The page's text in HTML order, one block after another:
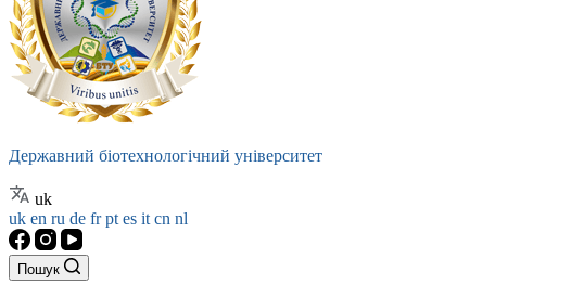
Державний біотехнологічний університет
uk
uk en ru de frpt es it cn nl
Пошук